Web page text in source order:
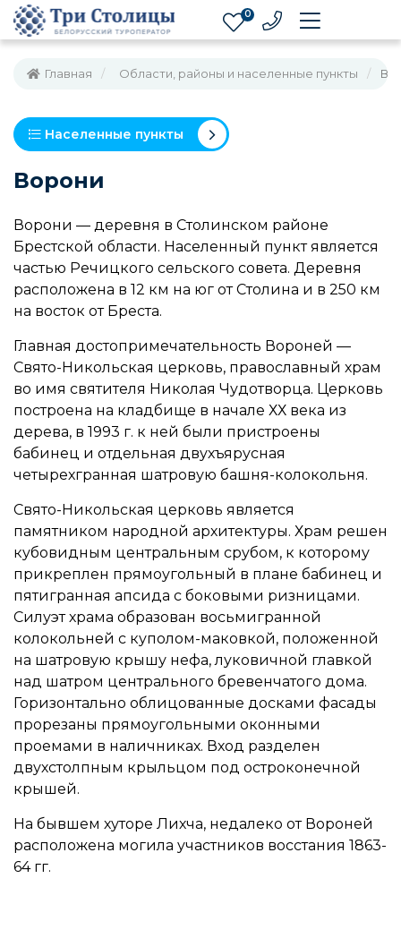
0
Главная Области, районы и населенные пункты
Населенные пункты
Ворони
Ворони — деревня в Столинском районе
Брестской области. Населенный пункт является
частью Речицкого сельского совета. Деревня
расположена в 12 км на юг от Столина и в 250 км
на восток от Бреста.
Главная достопримечательность Вороней —
Свято-Никольская церковь, православный храм
во имя святителя Николая Чудотворца. Церковь
построена на кладбище в начале ХХ века из
дерева, в 1993 г. к ней были пристроены
бабинец и отдельная двухъярусная
четырехгранная шатровую башня-колокольня.
Свято-Никольская церковь является
памятником народной архитектуры. Храм решен
кубовидным центральным срубом, к которому
прикреплен прямоугольный в плане бабинец и
пятигранная апсида с боковыми ризницами.
Силуэт храма образован восьмигранной
колокольней с куполом-маковкой, положенной
на шатровую крышу нефа, луковичной главкой
над шатром центрального бревенчатого дома.
Горизонтально облицованные досками фасады
прорезаны прямоугольными оконными
проемами в наличниках. Вход разделен
двухстолпным крыльцом под остроконечной
крышей.
На бывшем хуторе Лихча, недалеко от Вороней
расположена могила участников восстания 1863-
64 гг.